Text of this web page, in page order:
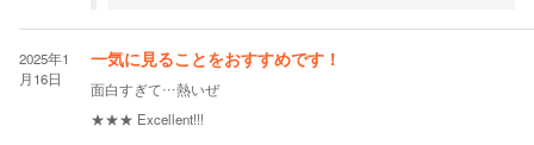
2025年1
月16日
一気に見ることをおすすめです！
面白すぎて…熱いぜ
★★★ Excellent!!!